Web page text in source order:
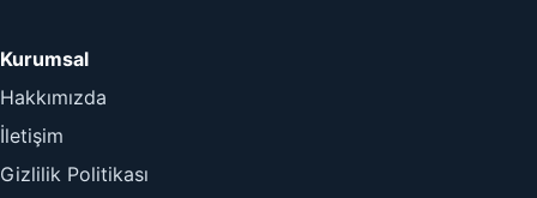
Kurumsal
Hakkımızda
İletişim
Gizlilik Politikası